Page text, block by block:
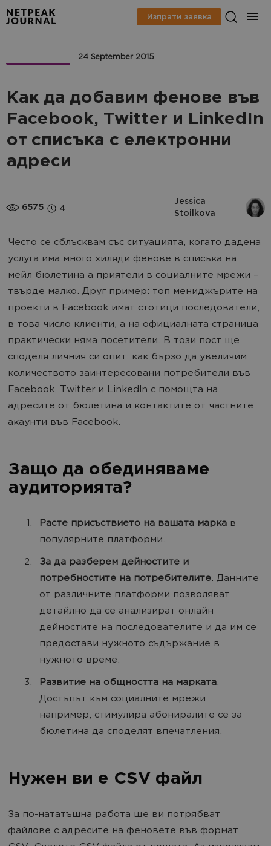
Изпрати заявка
24 September 2015
Как да добавим фенове във
Facebook, Twitter и LinkedIn
от списъка с електронни
адреси
6575 4
Jessica
Stoilkova
Често се сблъсквам със ситуацията, когато дадена
услуга има много хиляди фенове в списъка на
мейл бюлетина а приятели в социалните мрежи –
твърде малко. Друг пример: топ мениджърите на
проекти в Facebook имат стотици последователи,
в това число клиенти, а на официалната страница
практически няма посетители. В този пост ще
споделя личния си опит: как бързо да увеличим
количеството заинтересовани потребители във
Facebook, Twitter и LinkedIn с помощта на
адресите от бюлетина и контактите от частните
акаунти във Facebook.
Защо да обединяваме
аудиторията?
Расте присъствието на вашата марка в
популярните платформи.
За да разберем дейностите и
потребностите на потребителите. Данните
от различните платформи позволяват
детайлно да се анализират онлайн
дейностите на последователите и да им се
предостави нужното съдържание в
нужното време.
Развитие на общността на марката.
Достъпът към социалните мрежи
например, стимулира абониралите се за
бюлетина да споделят впечатления.
Нужен ви е CSV файл
За по-нататъшна работа ще ви потрябват
файлове с адресите на феновете във формат